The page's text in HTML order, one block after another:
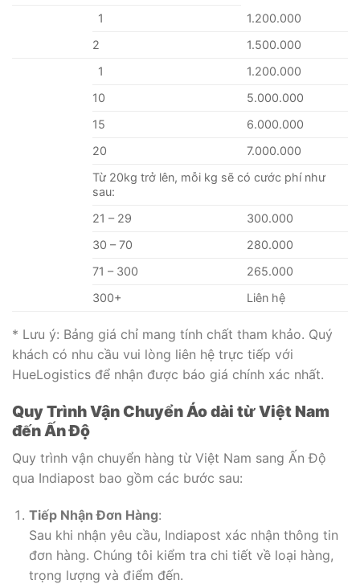
1
1.200.000
2
1.500.000
1
1.200.000
10
5.000.000
15
6.000.000
20
7.000.000
Từ 20kg trở lên, mỗi kg sẽ có cước phí như
sau:
21 – 29
300.000
30 – 70
280.000
71 – 300
265.000
300+
Liên hệ
* Lưu ý: Bảng giá chỉ mang tính chất tham khảo. Quý
khách có nhu cầu vui lòng liên hệ trực tiếp với
HueLogistics để nhận được báo giá chính xác nhất.
Quy Trình Vận Chuyển Áo dài từ Việt Nam
đến Ấn Độ
Quy trình vận chuyển hàng từ Việt Nam sang Ấn Độ
qua Indiapost bao gồm các bước sau:
Tiếp Nhận Đơn Hàng:
Sau khi nhận yêu cầu, Indiapost xác nhận thông tin
đơn hàng. Chúng tôi kiểm tra chi tiết về loại hàng,
trọng lượng và điểm đến.